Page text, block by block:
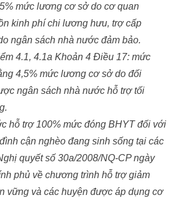
mức lương cơ sở do cơ quan
kinh phí chi lương hưu, trợ cấp
ngân sách nhà nước đảm bảo.
4.1, 4.1a Khoản 4 Điều 17: mức
4,5% mức lương cơ sở do đối
ngân sách nhà nước hỗ trợ tối
hỗ trợ 100% mức đóng BHYT đối với
cận nghèo đang sinh sống tại các
quyết số 30a/2008/NQ-CP ngày
phủ về chương trình hỗ trợ giảm
vững và các huyện được áp dụng cơ